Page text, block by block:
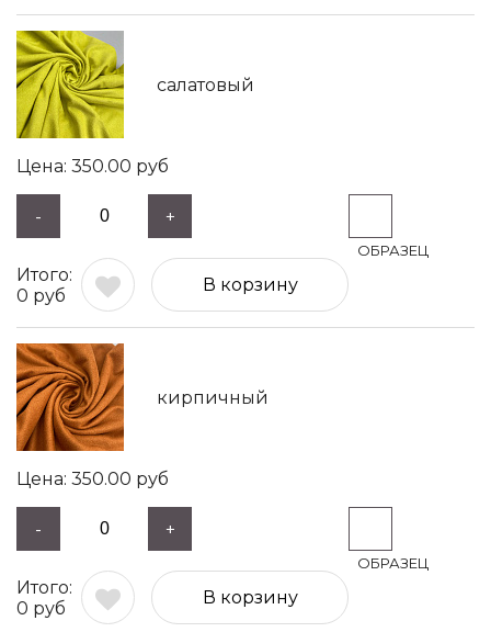
салатовый
350.00 руб
- +
0 руб
В корзину
кирпичный
350.00 руб
- +
0 руб
В корзину